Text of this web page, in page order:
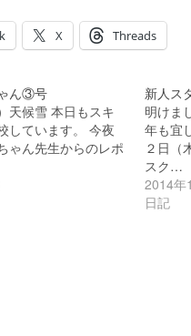
X Threads
ん③号
天候雪 本日もスキ
しています。 今夜
ゃん先生からのレポ
新人ス
明けま
年も宜
２日（
スク…
2014年
日記